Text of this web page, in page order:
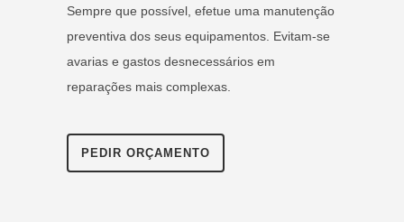
Sempre que possível, efetue uma manutenção
preventiva dos seus equipamentos. Evitam-se
avarias e gastos desnecessários em
reparações mais complexas.
PEDIR ORÇAMENTO